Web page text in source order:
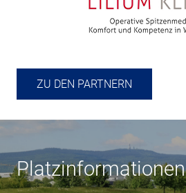
ZU DEN PARTNERN
Platz­informationen